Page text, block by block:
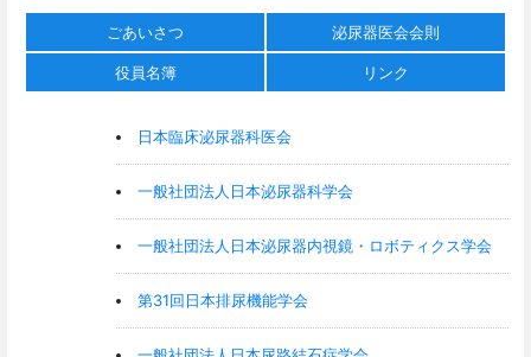
ごあいさつ 泌尿器医会会則
役員名簿 リンク
日本臨床泌尿器科医会
一般社団法人日本泌尿器科学会
一般社団法人日本泌尿器内視鏡・ロボティクス学会
第31回日本排尿機能学会